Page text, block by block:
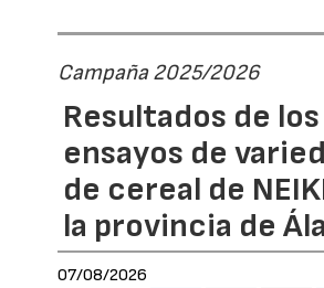
Campaña 2025/2026
Resultados de los
ensayos de
de cereal de
la provincia de
07/08/2026